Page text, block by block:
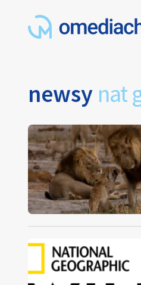
newsy nat